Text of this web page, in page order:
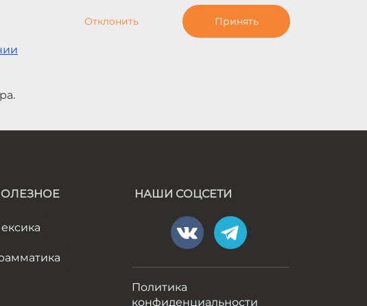
Отклонить Принять
НАШИ СОЦСЕТИ
Политика
конфиденциальности